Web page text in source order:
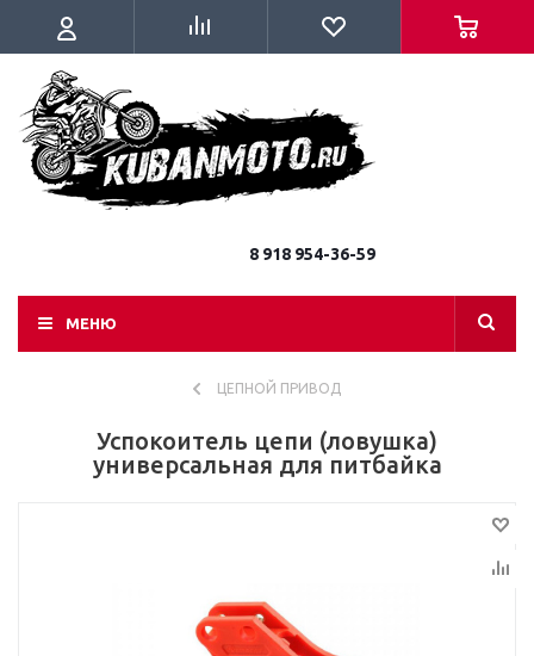
8 918 954-36-59
МЕНЮ
ЦЕПНОЙ ПРИВОД
Успокоитель цепи (ловушка)
универсальная для питбайка